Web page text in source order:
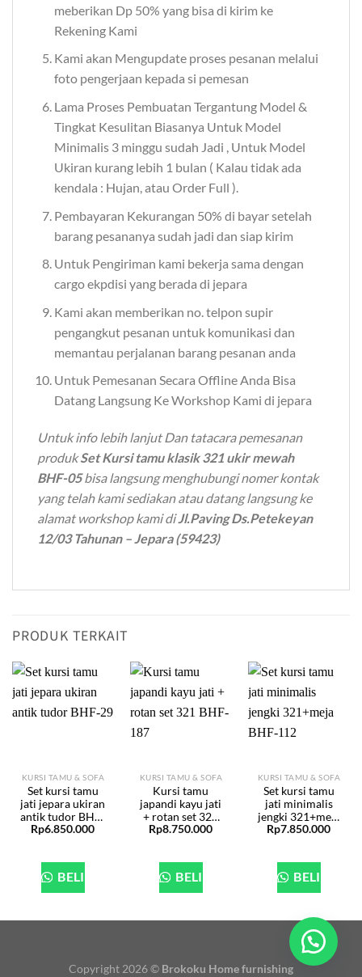
meberikan Dp 50% yang bisa di kirim ke
Rekening Kami
Kami akan Mengupdate proses pesanan melalui
foto pengerjaan kepada si pemesan
Lama Proses Pembuatan Tergantung Model &
Tingkat Kesulitan Biasanya Untuk Model
Minimalis 3 minggu sudah Jadi , Untuk Model
Ukiran kurang lebih 1 bulan ( Kalau tidak ada
kendala : Hujan, atau Order Full ).
Pembayaran Kekurangan 50% di bayar setelah
barang pesananya sudah jadi dan siap kirim
Untuk Pengiriman kami bekerja sama dengan
cargo ekpdisi yang berada di jepara
Kami akan memberikan no. telpon supir
pengangkut pesanan untuk komunikasi dan
memantau perjalanan barang pesanan anda
Untuk Pemesanan Secara Offline Anda Bisa
Datang Langsung Ke Workshop Kami di jepara
Untuk info lebih lanjut Dan tatacara pemesanan
produkSet Kursi tamu klasik 321 ukir mewah
BHF-05bisa langsung menghubungi nomer kontak
yang telah kami sediakan atau datang langsung ke
alamat workshop kami diJl.Paving Ds.Petekeyan
12/03 Tahunan – Jepara (59423)
PRODUK TERKAIT
KURSI TAMU & SOFA
Set kursi tamu
jati jepara ukiran
antik tudor BHF-
29
Rp6.850.000
BELI
KURSI TAMU & SOFA
Kursi tamu
japandi kayu jati
+ rotan set 321
BHF-187
Rp8.750.000
BELI
KURSI TAMU & SOFA
Set kursi tamu
jati minimalis
jengki 321+meja
BHF-112
Rp7.850.000
BELI
Copyright 2026 © Brokoku Home furnishing